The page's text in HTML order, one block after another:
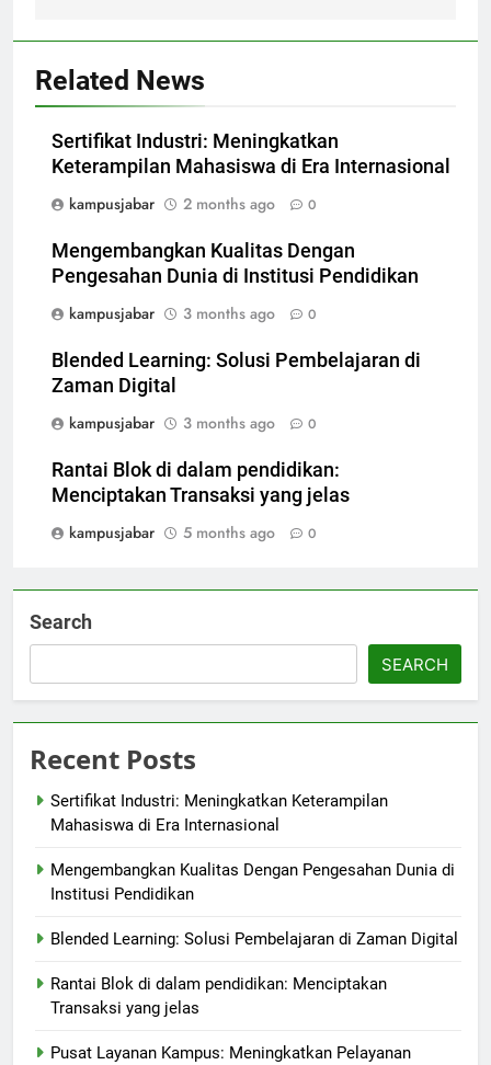
Related News
Sertifikat Industri: Meningkatkan
Keterampilan Mahasiswa di Era Internasional
kampusjabar
2 months ago 0
Mengembangkan Kualitas Dengan
Pengesahan Dunia di Institusi Pendidikan
kampusjabar
3 months ago 0
Blended Learning: Solusi Pembelajaran di
Zaman Digital
kampusjabar
3 months ago 0
Rantai Blok di dalam pendidikan:
Menciptakan Transaksi yang jelas
kampusjabar
5 months ago 0
Search
SEARCH
Recent Posts
Sertifikat Industri: Meningkatkan Keterampilan
Mahasiswa di Era Internasional
Mengembangkan Kualitas Dengan Pengesahan Dunia di
Institusi Pendidikan
Blended Learning: Solusi Pembelajaran di Zaman Digital
Rantai Blok di dalam pendidikan: Menciptakan
Transaksi yang jelas
Pusat Layanan Kampus: Meningkatkan Pelayanan